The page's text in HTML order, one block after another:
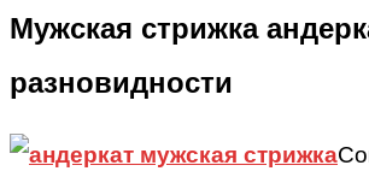
Мужская стрижка
разновидности